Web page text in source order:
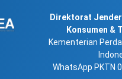
Direktorat
Konsumen &
Kementerian
WhatsApp PKTN